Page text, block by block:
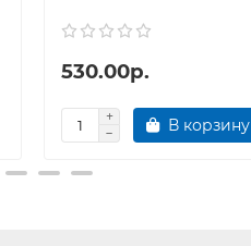
530.00р.
В корзину